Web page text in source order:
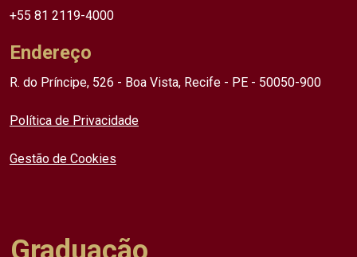
+55 81 2119-4000
Endereço
R. do Príncipe, 526 - Boa Vista, Recife - PE - 50050-900
Política de Privacidade
Gestão de Cookies